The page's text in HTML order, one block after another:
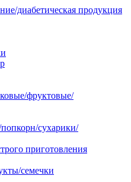
диабетическая продукция
фруктовые/
сухарики/
приготовления
семечки